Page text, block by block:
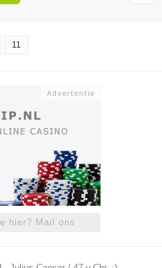
11
hier? Mail ons